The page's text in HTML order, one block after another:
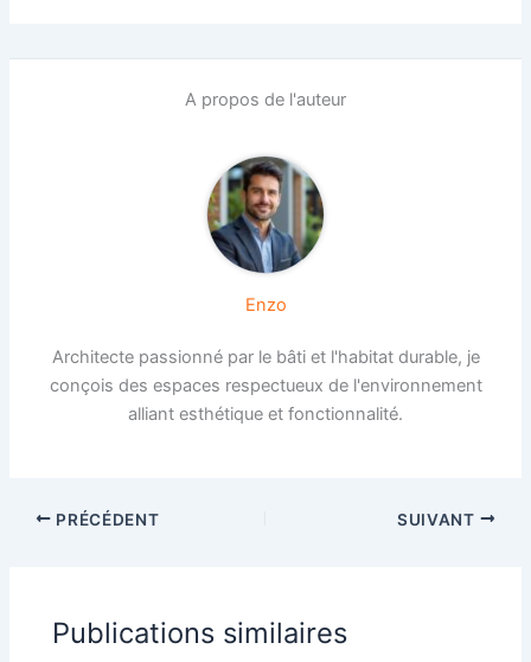
A propos de l'auteur
Enzo
Architecte passionné par le bâti et l'habitat durable, je
conçois des espaces respectueux de l'environnement
alliant esthétique et fonctionnalité.
PRÉCÉDENT SUIVANT
Publications similaires